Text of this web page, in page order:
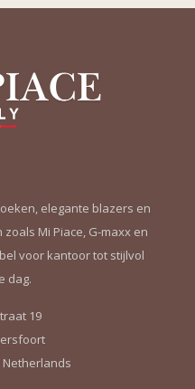
elegante blazers en
Mi Piace, G-maxx en
voor kantoor tot stijlvol
dag.
19